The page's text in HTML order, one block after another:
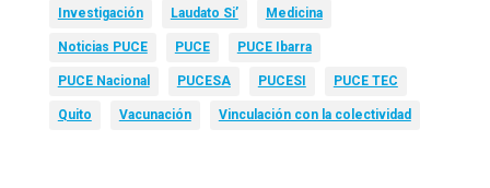
Investigación Laudato Si’ Medicina
Noticias PUCE PUCE PUCE Ibarra
PUCE Nacional PUCESA PUCESI PUCE TEC
Quito Vacunación Vinculación con la colectividad